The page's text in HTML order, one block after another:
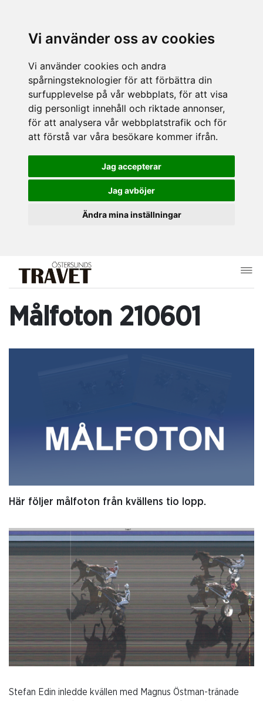
Vi använder oss av cookies
Vi använder cookies och andra
spårningsteknologier för att förbättra din
surfupplevelse på vår webbplats, för att visa
dig personligt innehåll och riktade annonser,
för att analysera vår webbplatstrafik och för
att förstå var våra besökare kommer ifrån.
Jag accepterar
Jag avböjer
Ändra mina inställningar
Målfoton 210601
Här följer målfoton från kvällens tio lopp.
Stefan Edin inledde kvällen med Magnus Östman-tränade